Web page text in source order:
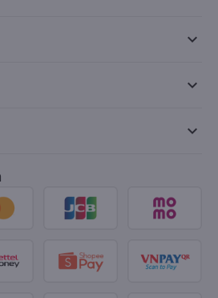
keyboard_arrow_down
keyboard_arrow_down
keyboard_arrow_down